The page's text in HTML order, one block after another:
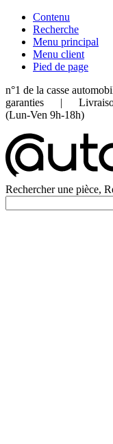
Contenu
Recherche
Menu principal
Menu client
Pied de page
n°1 de la casse
garanties |
(Lun-Ven 9h-18h)
Rechercher une pièce,